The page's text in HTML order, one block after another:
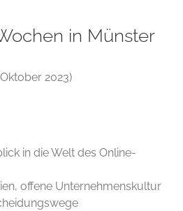
in Münster
2023)
in die Welt des Online-
offene Unternehmenskultur